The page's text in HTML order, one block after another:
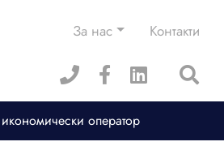
За нас Контакти
оператор